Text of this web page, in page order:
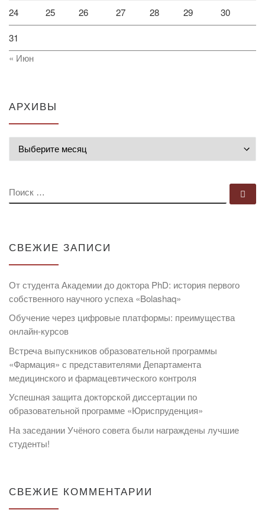
24 25 26 27 28 29 30
31
« Июн
АРХИВЫ
ПОИСК
СВЕЖИЕ ЗАПИСИ
От студента Академии до доктора PhD: история первого
собственного научного успеха «Bolashaq»
Обучение через цифровые платформы: преимущества
онлайн-курсов
Встреча выпускников образовательной программы
«Фармация» с представителями Департамента
медицинского и фармацевтического контроля
Успешная защита докторской диссертации по
образовательной программе «Юриспруденция»
На заседании Учёного совета были награждены лучшие
студенты!
СВЕЖИЕ КОММЕНТАРИИ